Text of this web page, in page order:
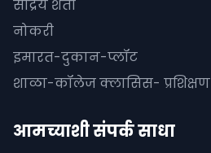
सेंद्रिय शेती
नोकरी
इमारत-दुकान-प्लॉट
शाळा-कॉलेज क्लासिस- प्रशिक्षण
आमच्याशी संपर्क साधा